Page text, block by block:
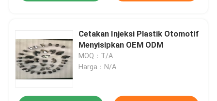
Cetakan Injeksi Plastik Otomotif
Menyisipkan OEM ODM
MOQ：T/A
Harga：N/A